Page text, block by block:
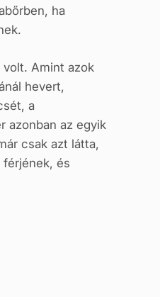
ha
Amint azok
hevert,
a
azonban az egyik
csak azt látta,
és